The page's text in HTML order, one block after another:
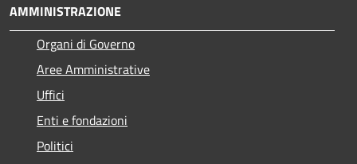
AMMINISTRAZIONE
Organi di Governo
Aree Amministrative
Uffici
Enti e fondazioni
Politici